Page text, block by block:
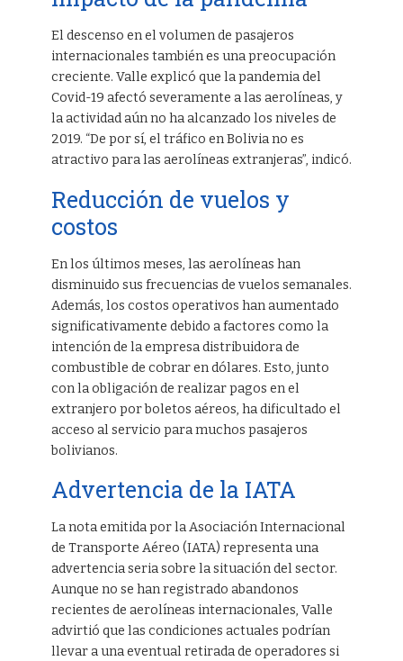
El descenso en el volumen de pasajeros
internacionales también es una preocupación
creciente. Valle explicó que la pandemia del
Covid-19 afectó severamente a las aerolíneas, y
la actividad aún no ha alcanzado los niveles de
2019. “De por sí, el tráfico en Bolivia no es
atractivo para las aerolíneas extranjeras”, indicó.
Reducción de vuelos y
costos
En los últimos meses, las aerolíneas han
disminuido sus frecuencias de vuelos semanales.
Además, los costos operativos han aumentado
significativamente debido a factores como la
intención de la empresa distribuidora de
combustible de cobrar en dólares. Esto, junto
con la obligación de realizar pagos en el
extranjero por boletos aéreos, ha dificultado el
acceso al servicio para muchos pasajeros
bolivianos.
Advertencia de la IATA
La nota emitida por la Asociación Internacional
de Transporte Aéreo (IATA) representa una
advertencia seria sobre la situación del sector.
Aunque no se han registrado abandonos
recientes de aerolíneas internacionales, Valle
advirtió que las condiciones actuales podrían
llevar a una eventual retirada de operadores si